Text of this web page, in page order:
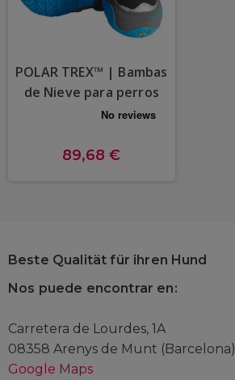
POLAR TREX™ | Bambas
de Nieve para perros
89,68 €
Beste Qualität für ihren Hund
Nos puede encontrar en:
Carretera de Lourdes, 1A
08358 Arenys de Munt (Barcelona)
Google Maps